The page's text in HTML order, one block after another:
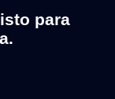
para